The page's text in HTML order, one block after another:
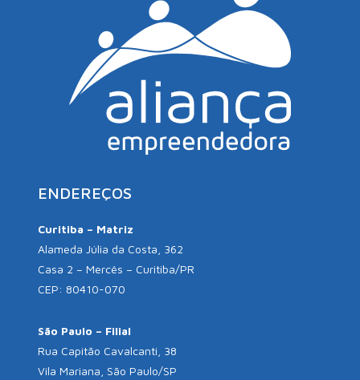
ENDEREÇOS
Curitiba – Matriz
Alameda Júlia da Costa, 362
Casa 2 – Mercês – Curitiba/PR
CEP: 80410-070
São Paulo – Filial
Rua Capitão Cavalcanti, 38
Vila Mariana, São Paulo/SP